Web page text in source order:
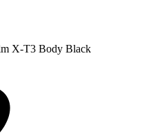
X-T3 Body Black